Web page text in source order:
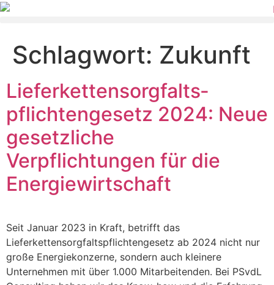
Schlagwort: Zukunft
Lieferkettensorgfalts­
pflichtengesetz 2024: Neue
gesetzliche
Verpflichtungen für die
Energiewirtschaft
Seit Januar 2023 in Kraft, betrifft das
Lieferkettensorgfaltspflichtengesetz ab 2024 nicht nur
große Energiekonzerne, sondern auch kleinere
Unternehmen mit über 1.000 Mitarbeitenden. Bei PSvdL